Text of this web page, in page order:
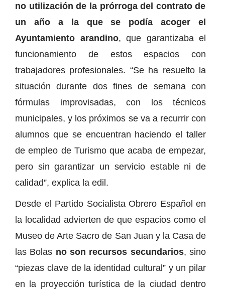
no utilización de la prórroga del contrato de
un año a la que se podía acoger el
Ayuntamiento arandino, que garantizaba el
funcionamiento de estos espacios con
trabajadores profesionales. “Se ha resuelto la
situación durante dos fines de semana con
fórmulas improvisadas, con los técnicos
municipales, y los próximos se va a recurrir con
alumnos que se encuentran haciendo el taller
de empleo de Turismo que acaba de empezar,
pero sin garantizar un servicio estable ni de
calidad”, explica la edil.
Desde el Partido Socialista Obrero Español en
la localidad advierten de que espacios como el
Museo de Arte Sacro de San Juan y la Casa de
las Bolas no son recursos secundarios, sino
“piezas clave de la identidad cultural” y un pilar
en la proyección turística de la ciudad dentro